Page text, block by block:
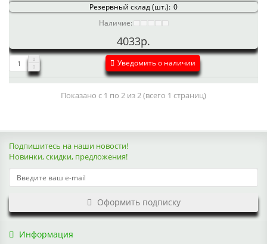
Резервный склад (шт.): 0
Наличие:
4033р.
Уведомить о наличии
Показано с 1 по 2 из 2 (всего 1 страниц)
Подпишитесь на наши новости!
Новинки, скидки, предложения!
Оформить подписку
Информация